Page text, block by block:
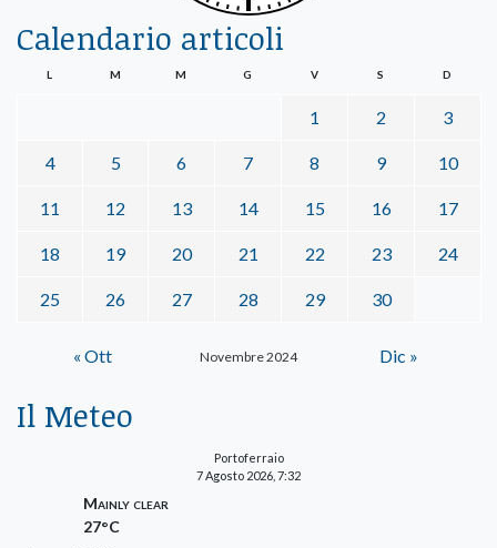
Calendario articoli
Novembre 2024
L M M G V S D
1 2 3
4 5 6 7 8 9 10
11 12 13 14 15 16 17
18 19 20 21 22 23 24
25 26 27 28 29 30
« Ott Dic »
Il Meteo
Portoferraio
7 Agosto 2026, 7:32
Mainly clear
27°C